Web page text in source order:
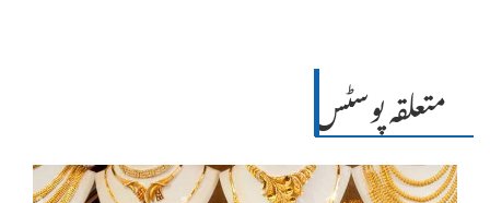
متعلقہ پوسٹس